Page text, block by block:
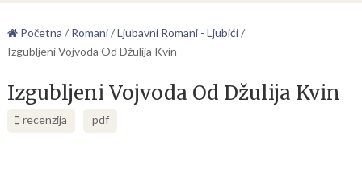
Početna / Romani/Ljubavni Romani - Ljubići/
Izgubljeni Vojvoda Od Džulija Kvin
Izgubljeni Vojvoda Od Džulija Kvin
recenzija pdf